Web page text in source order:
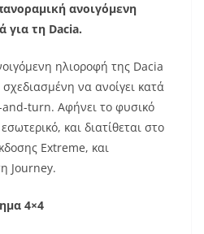
ανοιγόμενη
τη Dacia.
ηλιοροφή της Dacia
να ανοίγει κατά
turn. Αφήνει το φυσικό
και διατίθεται στο
Extreme, και
Journey.
4×4